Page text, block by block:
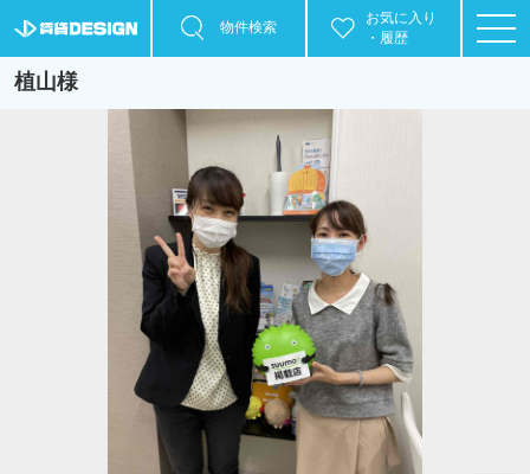
物件検索
お気に入り
・履歴
植山様